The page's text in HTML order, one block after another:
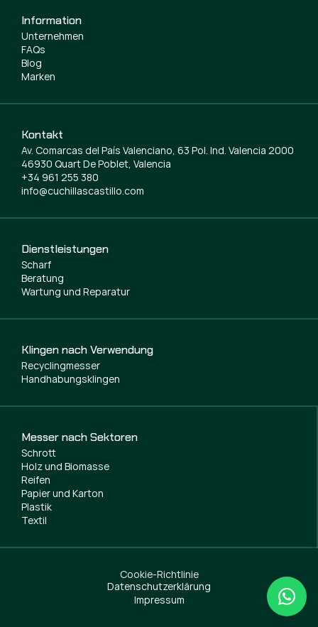
Dienstleistungen
Scharf
Beratung
Wartung und Reparatur
Klingen nach Verwendung
Recyclingmesser
Handhabungsklingen
Messer nach Sektoren
Schrott
Holz und Biomasse
Reifen
Papier und Karton
Plastik
Textil
Information
Unternehmen
FAQs
Blog
Marken
Kontakt
Av. Comarcas del País Valenciano, 63 Pol. Ind. Valencia 2000
46930 Quart De Poblet, Valencia
+34 961 255 380
info@cuchillascastillo.com
Cookie-Richtlinie
Datenschutzerklärung
Impressum